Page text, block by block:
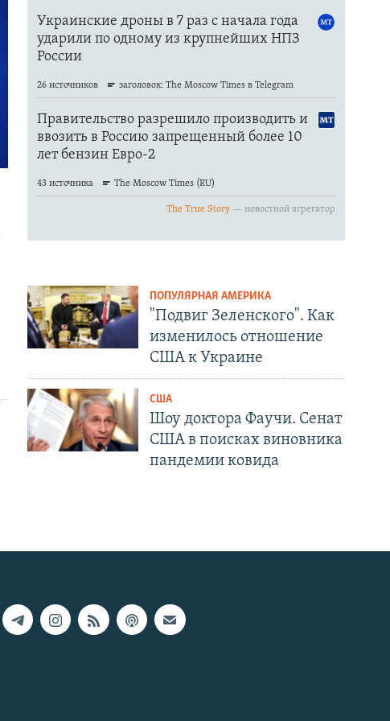
ПОПУЛЯРНАЯ АМЕРИКА
"Подвиг Зеленского". Как
изменилось отношение
США к Украине
США
Шоу доктора Фаучи. Сенат
США в поисках виновника
пандемии ковида